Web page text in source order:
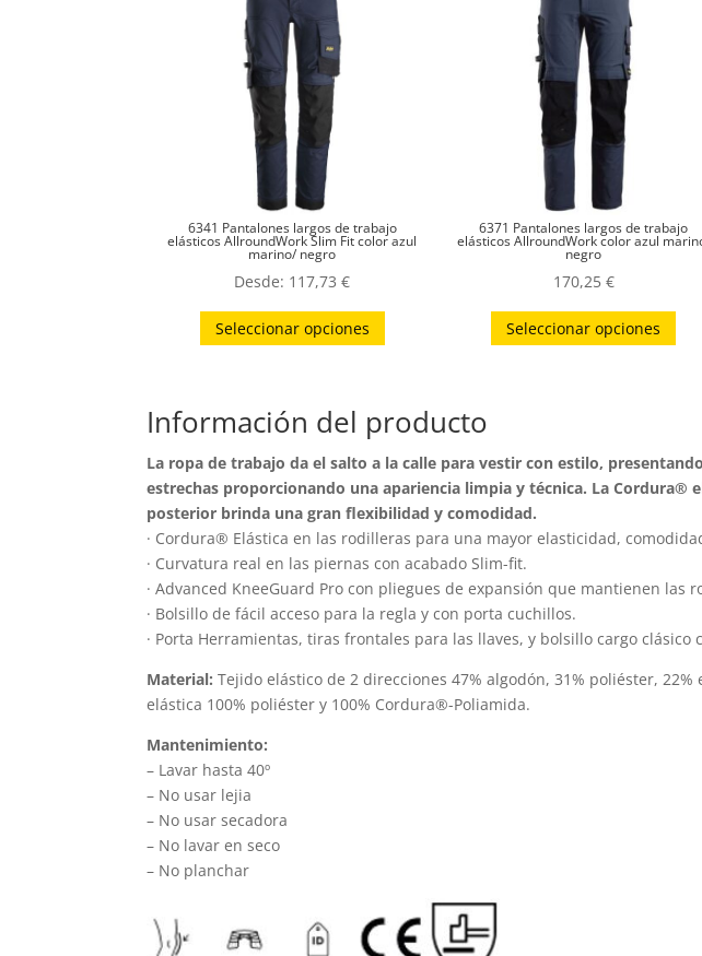
6341 Pantalones largos de trabajo
elásticos AllroundWork Slim Fit color azul
marino/ negro
Desde: 117,73€
Seleccionar opciones
Este
variantes.
opciones
se
pueden
elegir
en
la
página
de
producto
6371 Pantalones largos de trabajo
elásticos AllroundWork color azul
negro
170,25 €
Seleccionar opciones
Este
en
de
Información del producto
La ropa de trabajo da el salto a la calle para vestir con estilo,
estrechas proporcionando una apariencia limpia y técnica. La
posterior brinda una gran flexibilidad y comodidad.
· Cordura® Elástica en las rodilleras para una mayor elasticidad,
· Curvatura real en las piernas con acabado Slim-fit.
· Advanced KneeGuard Pro con pliegues de expansión que mantienen
· Bolsillo de fácil acceso para la regla y con porta cuchillos.
· Porta Herramientas, tiras frontales para las llaves, y bolsillo cargo
Material: Tejido elástico de 2 direcciones 47% algodón, 31% poliéster,
elástica 100% poliéster y 100% Cordura®-Poliamida.
Mantenimiento:
– Lavar hasta 40º
– No usar lejia
– No usar secadora
– No lavar en seco
– No planchar